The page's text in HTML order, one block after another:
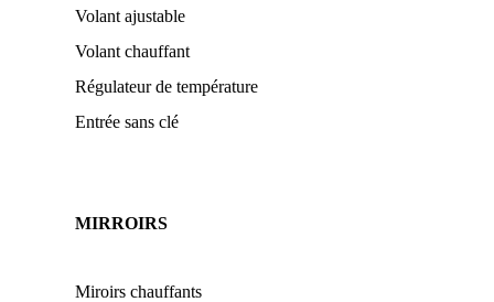
Volant ajustable
Volant chauffant
Régulateur de température
Entrée sans clé
MIRROIRS
Miroirs chauffants